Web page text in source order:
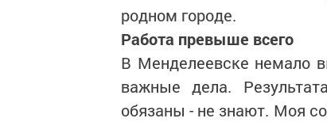
родном городе.
Работа превыше всего
В Менделеевске немало
важные дела.
обязаны - не знают. Моя